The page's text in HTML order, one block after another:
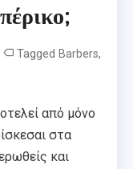
TaggedBarbers,
από μόνο
στα
και